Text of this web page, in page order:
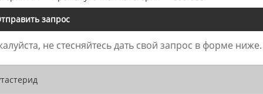
запрос
не стесняйтесь дать свой запрос в форме